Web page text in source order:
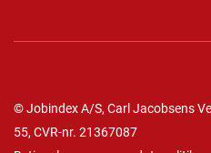
© Jobindex A/S, Carl Jacobsens
55, CVR-nr. 21367087